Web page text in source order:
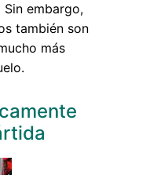
embargo,
también son
más